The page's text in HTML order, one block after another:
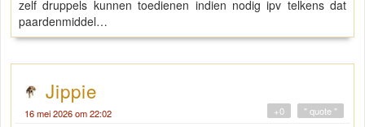
zelf druppels kunnen toedienen indien nodig ipv telkens dat
paardenmiddel…
Jippie
16 mei 2026 om 22:02 " quote "
+0